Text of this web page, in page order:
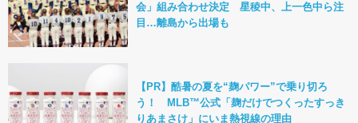
会」組み合わせ決定 星稜中、上一色中ら注
目…離島から出場も
【PR】酷暑の夏を“麹パワー”で乗り切ろ
う！ MLB™公式「麹だけでつくったすっき
りあまさけ」にいま熱視線の理由